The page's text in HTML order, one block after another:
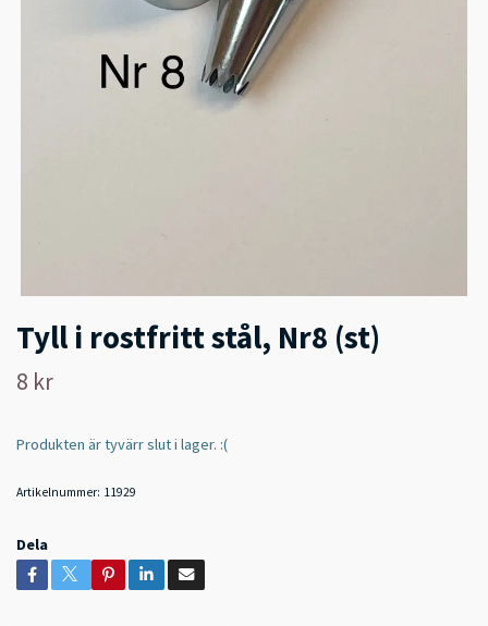
Tyll i rostfritt stål, Nr8 (st)
8 kr
Produkten är tyvärr slut i lager. :(
Artikelnummer: 11929
Dela